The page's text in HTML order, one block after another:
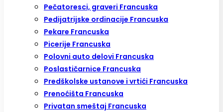
Pečatoresci, graveri Francuska
Pedijatrijske ordinacije Francuska
Pekare Francuska
Picerije Francuska
Polovni auto delovi Francuska
Poslastičarnice Francuska
Predškolske ustanove i vrtići Francuska
Prenoćišta Francuska
Privatan smeštaj Francuska